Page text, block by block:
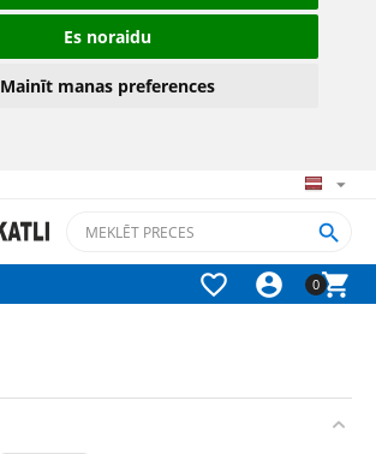
Es noraidu
Mainīt manas preferences
0


